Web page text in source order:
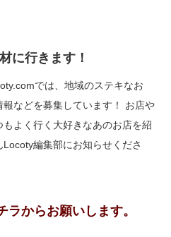
に行きます！
では、地域のステキなお
などを募集しています！ お店や
よく行く大好きなあのお店を紹
編集部にお知らせくださ
からお願いします。